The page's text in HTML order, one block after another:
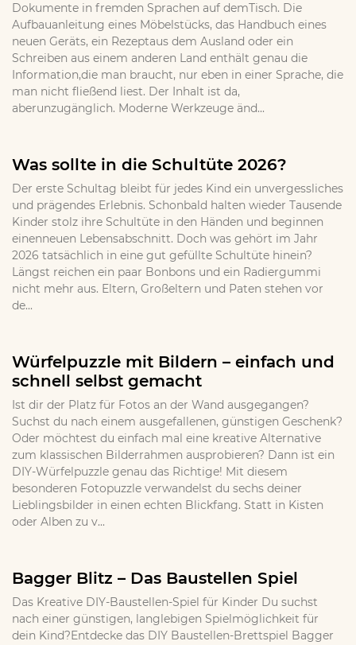
Dokumente in fremden Sprachen auf demTisch. Die
Aufbauanleitung eines Möbelstücks, das Handbuch eines
neuen Geräts, ein Rezeptaus dem Ausland oder ein
Schreiben aus einem anderen Land enthält genau die
Information,die man braucht, nur eben in einer Sprache, die
man nicht fließend liest. Der Inhalt ist da,
aberunzugänglich. Moderne Werkzeuge änd...
Was sollte in die Schultüte 2026?
Der erste Schultag bleibt für jedes Kind ein unvergessliches
und prägendes Erlebnis. Schonbald halten wieder Tausende
Kinder stolz ihre Schultüte in den Händen und beginnen
einenneuen Lebensabschnitt. Doch was gehört im Jahr
2026 tatsächlich in eine gut gefüllte Schultüte hinein?
Längst reichen ein paar Bonbons und ein Radiergummi
nicht mehr aus. Eltern, Großeltern und Paten stehen vor
de...
Würfelpuzzle mit Bildern – einfach und
schnell selbst gemacht
Ist dir der Platz für Fotos an der Wand ausgegangen?
Suchst du nach einem ausgefallenen, günstigen Geschenk?
Oder möchtest du einfach mal eine kreative Alternative
zum klassischen Bilderrahmen ausprobieren? Dann ist ein
DIY-Würfelpuzzle genau das Richtige! Mit diesem
besonderen Fotopuzzle verwandelst du sechs deiner
Lieblingsbilder in einen echten Blickfang. Statt in Kisten
oder Alben zu v...
Bagger Blitz – Das Baustellen Spiel
Das Kreative DIY-Baustellen-Spiel für Kinder Du suchst
nach einer günstigen, langlebigen Spielmöglichkeit für
dein Kind?Entdecke das DIY Baustellen-Brettspiel Bagger